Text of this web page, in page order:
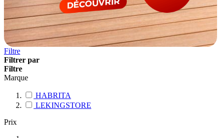
Filtre
Filtrer par
Filtre
Marque
HABRITA
LEKINGSTORE
Prix